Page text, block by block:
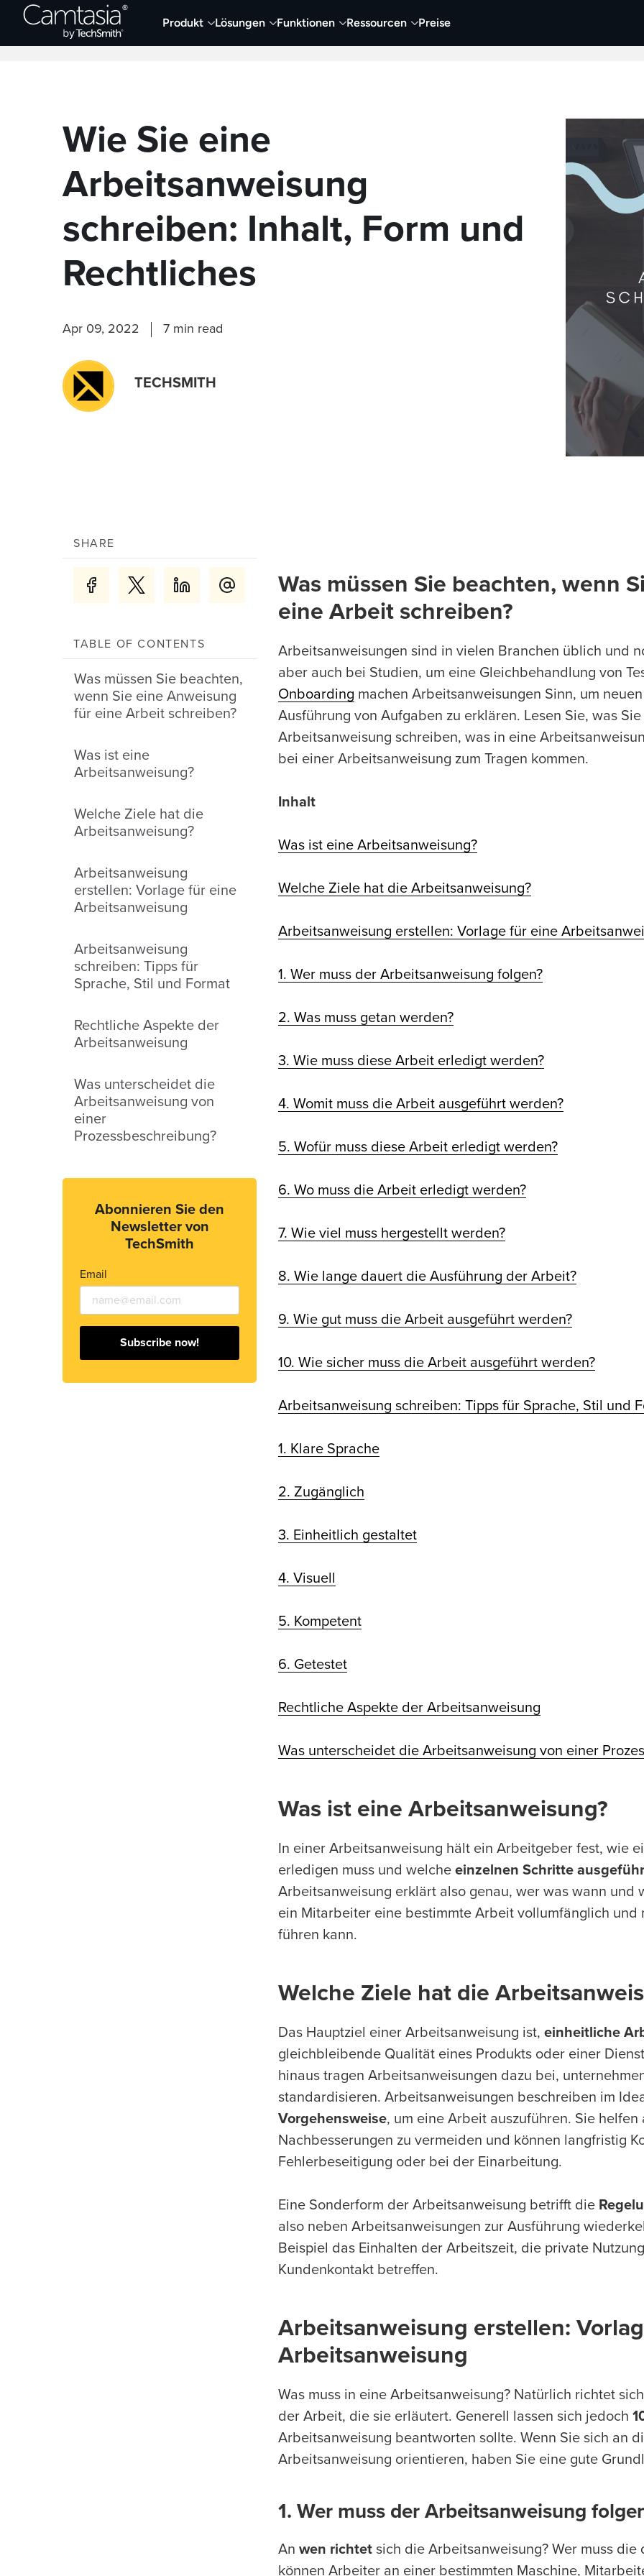
Direkt
Produkt Lösungen Funktionen Ressourcen Preise
Neueste Artikel Screen Capture und Aufnehmen Video Visueller Content
Wie Sie eine
Arbeitsanweisung
schreiben: Inhalt, Form und
Rechtliches
Apr 09, 2022 7 min read
TECHSMITH
SHARE
TABLE OF CONTENTS
Was müssen Sie beachten,
wenn Sie eine Anweisung
für eine Arbeit schreiben?
Was ist eine
Arbeitsanweisung?
Welche Ziele hat die
Arbeitsanweisung?
Arbeitsanweisung
erstellen: Vorlage für eine
Arbeitsanweisung
Arbeitsanweisung
schreiben: Tipps für
Sprache, Stil und Format
Rechtliche Aspekte der
Arbeitsanweisung
Was unterscheidet die
Arbeitsanweisung von
einer
Prozessbeschreibung?
Abonnieren Sie den
Newsletter von
TechSmith
Email
Subscribe now!
Was müssen Sie beachten, wenn
eine Arbeit schreiben?
Arbeitsanweisungen sind in vielen Branchen üblich und
aber auch bei Studien, um eine Gleichbehandlung von
Onboarding machen Arbeitsanweisungen Sinn, um
Ausführung von Aufgaben zu erklären. Lesen Sie, was
Arbeitsanweisung schreiben, was in eine
bei einer Arbeitsanweisung zum Tragen kommen.
Inhalt
Was ist eine Arbeitsanweisung?
Welche Ziele hat die Arbeitsanweisung?
Arbeitsanweisung erstellen: Vorlage für eine
1. Wer muss der Arbeitsanweisung folgen?
2. Was muss getan werden?
3. Wie muss diese Arbeit erledigt werden?
4. Womit muss die Arbeit ausgeführt werden?
5. Wofür muss diese Arbeit erledigt werden?
6. Wo muss die Arbeit erledigt werden?
7. Wie viel muss hergestellt werden?
8. Wie lange dauert die Ausführung der Arbeit?
9. Wie gut muss die Arbeit ausgeführt werden?
10. Wie sicher muss die Arbeit ausgeführt werden?
Arbeitsanweisung schreiben: Tipps für Sprache, Stil und
1. Klare Sprache
2. Zugänglich
3. Einheitlich gestaltet
4. Visuell
5. Kompetent
6. Getestet
Rechtliche Aspekte der Arbeitsanweisung
Was unterscheidet die Arbeitsanweisung von einer
Was ist eine Arbeitsanweisung?
In einer Arbeitsanweisung hält ein Arbeitgeber fest, wie
erledigen muss und welche einzelnen Schritte
Arbeitsanweisung erklärt also genau, wer was wann und
ein Mitarbeiter eine bestimmte Arbeit vollumfänglich
führen kann.
Welche Ziele hat die
Das Hauptziel einer Arbeitsanweisung ist, einheitliche
gleichbleibende Qualität eines Produkts oder einer
hinaus tragen Arbeitsanweisungen dazu bei,
standardisieren. Arbeitsanweisungen beschreiben im
Vorgehensweise, um eine Arbeit auszuführen. Sie
Nachbesserungen zu vermeiden und können langfristig
Fehlerbeseitigung oder bei der Einarbeitung.
Eine Sonderform der Arbeitsanweisung betrifft die
also neben Arbeitsanweisungen zur Ausführung
Beispiel das Einhalten der Arbeitszeit, die private
Kundenkontakt betreffen.
Arbeitsanweisung erstellen:
Arbeitsanweisung
Was muss in eine Arbeitsanweisung? Natürlich richtet
der Arbeit, die sie erläutert. Generell lassen sich jedoch
Arbeitsanweisung beantworten sollte. Wenn Sie sich an
Arbeitsanweisung orientieren, haben Sie eine gute
1. Wer muss der Arbeitsanweisung
An wen richtet sich die Arbeitsanweisung? Wer muss
können Arbeiter an einer bestimmten Maschine,